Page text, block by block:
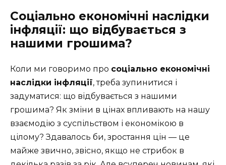
Соціально економічні наслідки
інфляції: що відбувається з
нашими грошима?
Коли ми говоримо про соціально економічні
наслідки інфляції, треба зупинитися і
задуматися: що відбувається з нашими
грошима? Як зміни в цінах впливають на нашу
взаємодію з суспільством і економікою в
цілому? Здавалось би, зростання цін — це
майже звично, звісно, якщо не стрибок в